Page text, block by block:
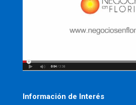
Información de Interés